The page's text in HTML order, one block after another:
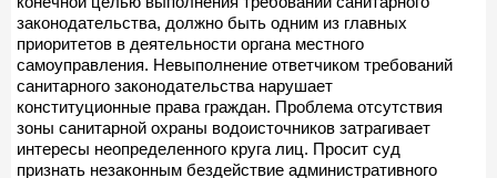
законодательства, должно быть одним из главных
приоритетов в деятельности органа местного
самоуправления. Невыполнение ответчиком требований
санитарного законодательства нарушает
конституционные права граждан. Проблема отсутствия
зоны санитарной охраны водоисточников затрагивает
интересы неопределенного круга лиц. Просит суд
признать незаконным бездействие административного